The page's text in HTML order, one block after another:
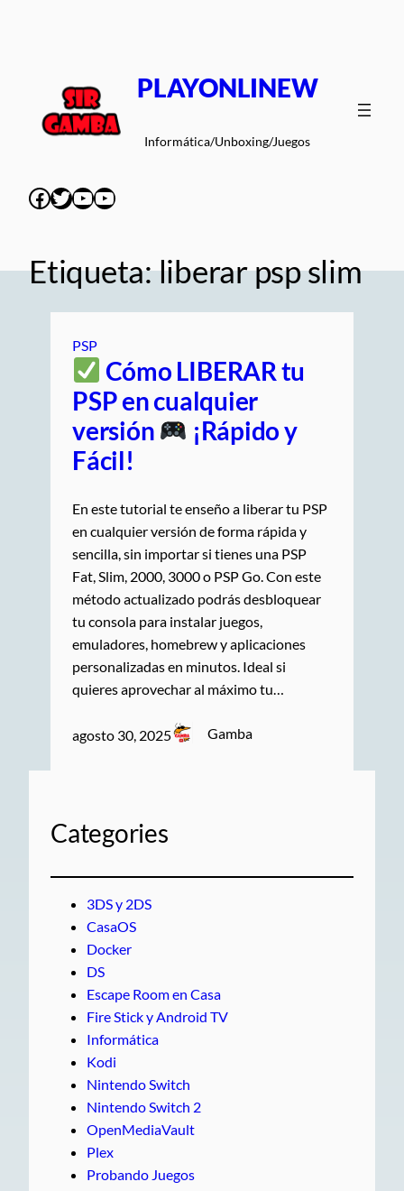
PLAYONLINEW
Informática/Unboxing/Juegos
Facebook
Twitter
YouTube
YouTube
Etiqueta:liberar psp slim
PSP
Cómo LIBERAR tu
PSP en cualquier
versión
¡Rápido y
Fácil!
En este tutorial te enseño a liberar tu PSP
en cualquier versión de forma rápida y
sencilla, sin importar si tienes una PSP
Fat, Slim, 2000, 3000 o PSP Go. Con este
método actualizado podrás desbloquear
tu consola para instalar juegos,
emuladores, homebrew y aplicaciones
personalizadas en minutos. Ideal si
quieres aprovechar al máximo tu…
agosto 30, 2025 Gamba
Categories
3DS y 2DS
CasaOS
Docker
DS
Escape Room en Casa
Fire Stick y Android TV
Informática
Kodi
Nintendo Switch
Nintendo Switch 2
OpenMediaVault
Plex
Probando Juegos